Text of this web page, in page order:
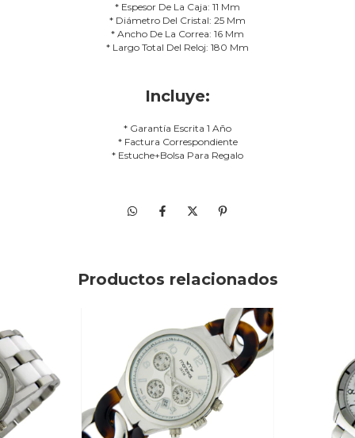
* Espesor De La Caja: 11 Mm
* Diámetro Del Cristal: 25 Mm
* Ancho De La Correa: 16 Mm
* Largo Total Del Reloj: 180 Mm
Incluye:
* Garantía Escrita 1 Año
* Factura Correspondiente
* Estuche+Bolsa Para Regalo
Productos relacionados